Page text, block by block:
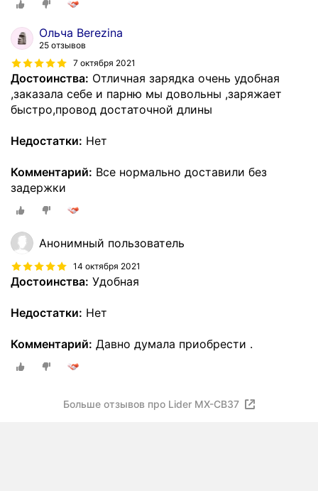
Ольча Berezina
25 отзывов
7 октября 2021
Достоинства: Отличная зарядка очень удобная
,заказала себе и парню мы довольны ,заряжает
быстро,провод достаточной длины
Недостатки: Нет
Комментарий: Все нормально доставили без
задержки
Анонимный пользователь
14 октября 2021
Достоинства: Удобная
Недостатки: Нет
Комментарий: Давно думала приобрести .
Больше отзывов про Lider MX-CB37